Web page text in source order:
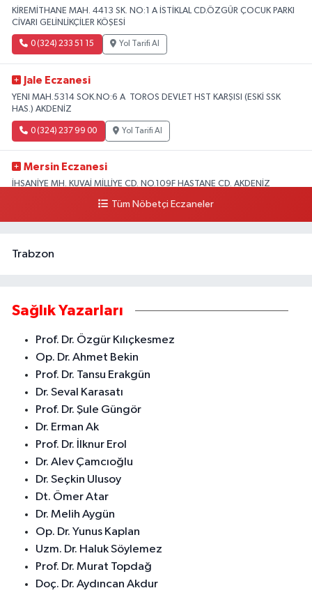
KİREMİTHANE MAH. 4413 SK. NO:1 A İSTİKLAL CD.ÖZGÜR ÇOCUK PARKI
CİVARI GELİNLİKÇİLER KÖŞESİ
0 (324) 233 51 15 Yol Tarifi Al
Jale Eczanesi
YENI MAH.5314 SOK.NO:6 A TOROS DEVLET HST KARŞISI (ESKİ SSK
HAS.) AKDENİZ
0 (324) 237 99 00 Yol Tarifi Al
Mersin Eczanesi
İHSANİYE MH. KUVAİ MİLLİYE CD. NO.109F HASTANE CD. AKDENİZ
Tüm Nöbetçi Eczaneler
Trabzon
Sağlık Yazarları
Prof. Dr. Özgür Kılıçkesmez
Op. Dr. Ahmet Bekin
Prof. Dr. Tansu Erakgün
Dr. Seval Karasatı
Prof. Dr. Şule Güngör
Dr. Erman Ak
Prof. Dr. İlknur Erol
Dr. Alev Çamcıoğlu
Dr. Seçkin Ulusoy
Dt. Ömer Atar
Dr. Melih Aygün
Op. Dr. Yunus Kaplan
Uzm. Dr. Haluk Söylemez
Prof. Dr. Murat Topdağ
Doç. Dr. Aydıncan Akdur